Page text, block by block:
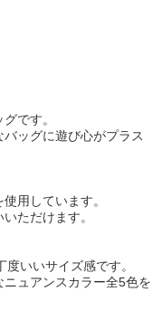
です。
ッグに遊び心がプラス
用しています。
ただけます。
いいサイズ感です。
ュアンスカラー全5色を